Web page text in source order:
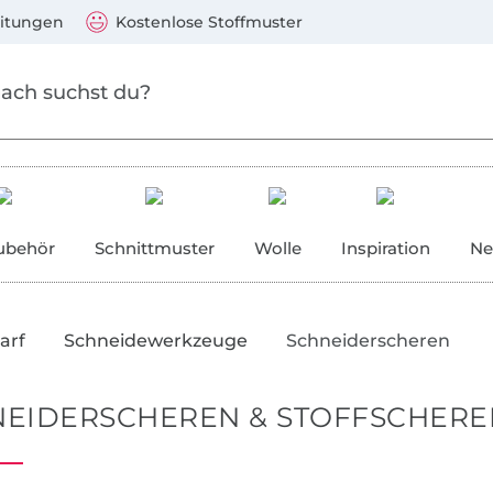
Kostenlose Stoffmuster
Schnittmuster Wolle Inspiration
Schneidewerkzeuge Schneiderscheren
&
Mastercard, PayPal, Giropay, Kauf auf Rechnung,